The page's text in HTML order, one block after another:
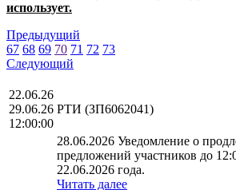
использует.
Предыдущий
67 68 69 70 71 72 73
Следующий
22.06.26
29.06.26
12:00:00
РТИ (ЗП6062041)
28.06.2026 Уведомление о
предложений участников до
22.06.2026 года.
Читать далее